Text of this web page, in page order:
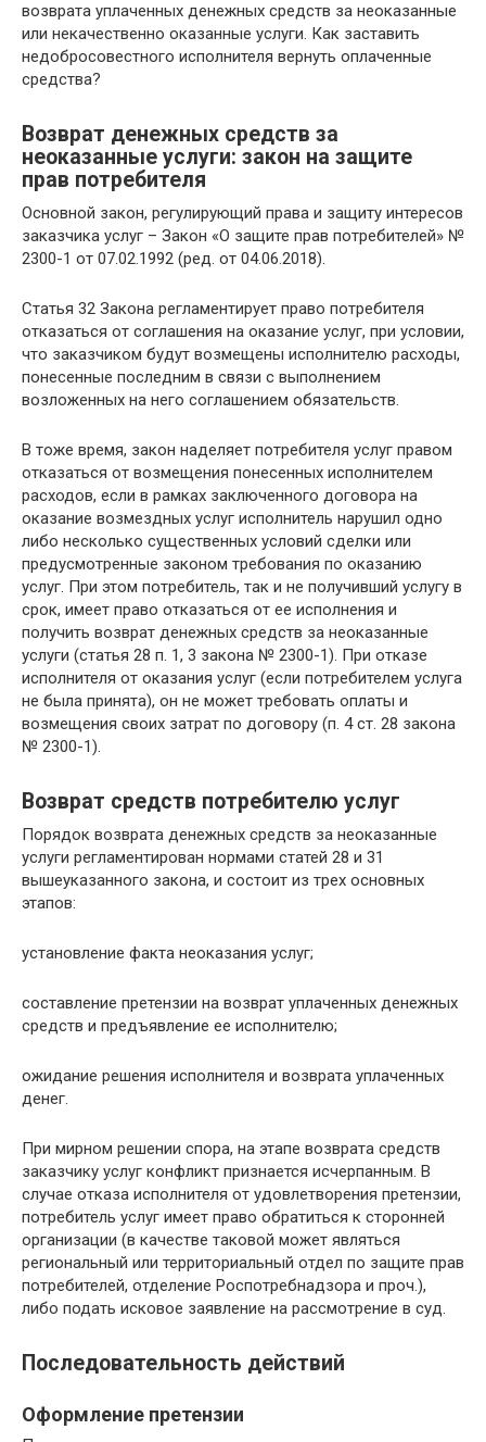
возврата уплаченных денежных средств за неоказанные
или некачественно оказанные услуги. Как заставить
недобросовестного исполнителя вернуть оплаченные
средства?
Возврат денежных средств за
неоказанные услуги: закон на защите
прав потребителя
Основной закон, регулирующий права и защиту интересов
заказчика услуг – Закон «О защите прав потребителей» №
2300-1 от 07.02.1992 (ред. от 04.06.2018).
Статья 32 Закона регламентирует право потребителя
отказаться от соглашения на оказание услуг, при условии,
что заказчиком будут возмещены исполнителю расходы,
понесенные последним в связи с выполнением
возложенных на него соглашением обязательств.
В тоже время, закон наделяет потребителя услуг правом
отказаться от возмещения понесенных исполнителем
расходов, если в рамках заключенного договора на
оказание возмездных услуг исполнитель нарушил одно
либо несколько существенных условий сделки или
предусмотренные законом требования по оказанию
услуг. При этом потребитель, так и не получивший услугу в
срок, имеет право отказаться от ее исполнения и
получить возврат денежных средств за неоказанные
услуги (статья 28 п. 1, 3 закона № 2300-1). При отказе
исполнителя от оказания услуг (если потребителем услуга
не была принята), он не может требовать оплаты и
возмещения своих затрат по договору (п. 4 ст. 28 закона
№ 2300-1).
Возврат средств потребителю услуг
Порядок возврата денежных средств за неоказанные
услуги регламентирован нормами статей 28 и 31
вышеуказанного закона, и состоит из трех основных
этапов:
установление факта неоказания услуг;
составление претензии на возврат уплаченных денежных
средств и предъявление ее исполнителю;
ожидание решения исполнителя и возврата уплаченных
денег.
При мирном решении спора, на этапе возврата средств
заказчику услуг конфликт признается исчерпанным. В
случае отказа исполнителя от удовлетворения претензии,
потребитель услуг имеет право обратиться к сторонней
организации (в качестве таковой может являться
региональный или территориальный отдел по защите прав
потребителей, отделение Роспотребнадзора и проч.),
либо подать исковое заявление на рассмотрение в суд.
Последовательность действий
Оформление претензии